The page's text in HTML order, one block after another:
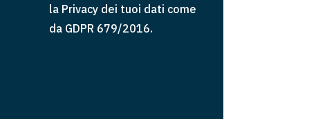
la Privacy dei tuoi dati come
da GDPR 679/2016.